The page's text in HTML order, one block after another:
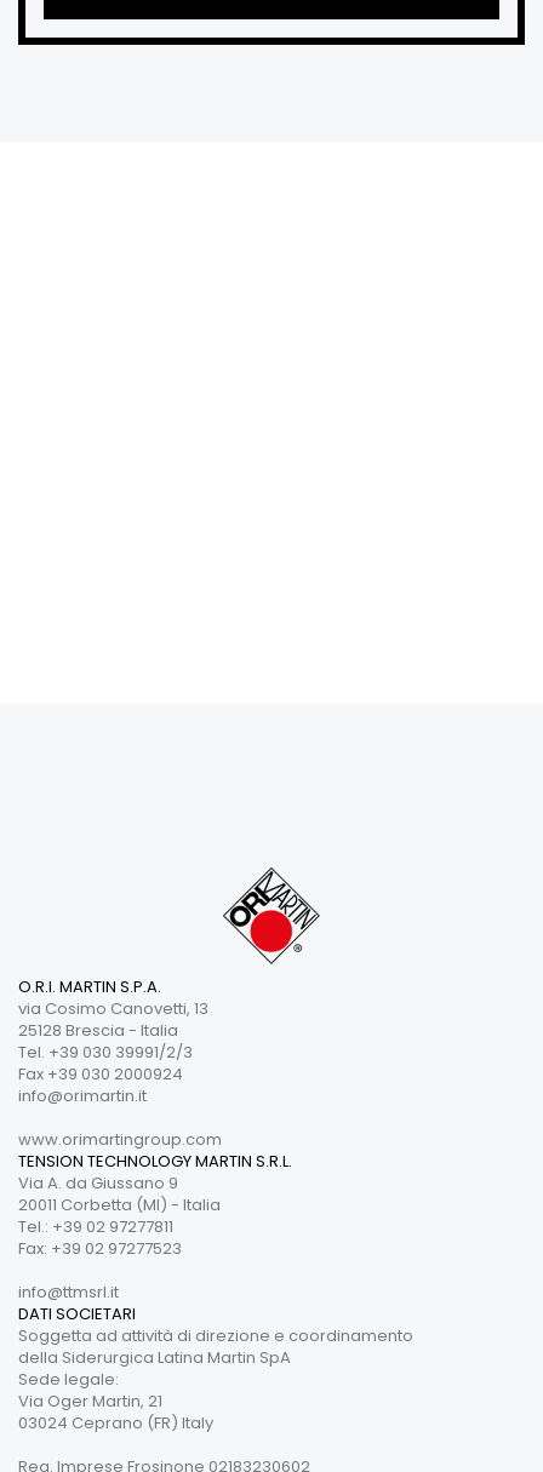
O.R.I. MARTIN S.P.A.
via Cosimo Canovetti, 13
25128 Brescia - Italia
Tel. +39 030 39991/2/3
Fax +39 030 2000924
info@orimartin.it
www.orimartingroup.com
TENSION TECHNOLOGY MARTIN S.R.L.
Via A. da Giussano 9
20011 Corbetta (MI) - Italia
Tel.: +39 02 97277811
Fax: +39 02 97277523
info@ttmsrl.it
DATI SOCIETARI
Soggetta ad attività di direzione e coordinamento
della Siderurgica Latina Martin SpA
Sede legale:
Via Oger Martin, 21
03024 Ceprano (FR) Italy
Reg. Imprese Frosinone 02183230602